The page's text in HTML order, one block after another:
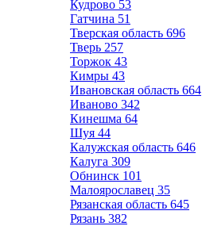
Кудрово 53
Гатчина 51
Тверская область 696
Тверь 257
Торжок 43
Кимры 43
Ивановская область 664
Иваново 342
Кинешма 64
Шуя 44
Калужская область 646
Калуга 309
Обнинск 101
Малоярославец 35
Рязанская область 645
Рязань 382